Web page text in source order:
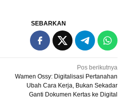
SEBARKAN
Pos berikutnya
Wamen Ossy: Digitalisasi Pertanahan
Ubah Cara Kerja, Bukan Sekadar
Ganti Dokumen Kertas ke Digital